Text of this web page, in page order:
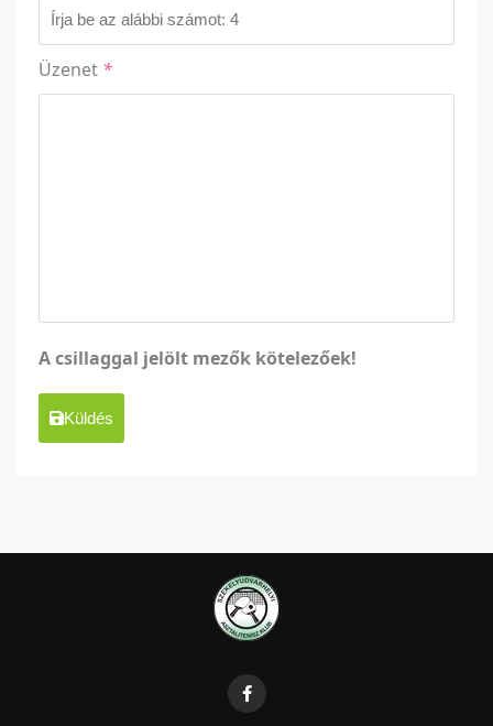
Üzenet *
A csillaggal jelölt mezők kötelezőek!
Küldés